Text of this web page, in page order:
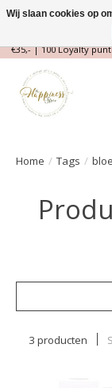
Magische
€35,- | 100 Loyalty
Home / Tags /
3 producten
Wij slaan cookies op